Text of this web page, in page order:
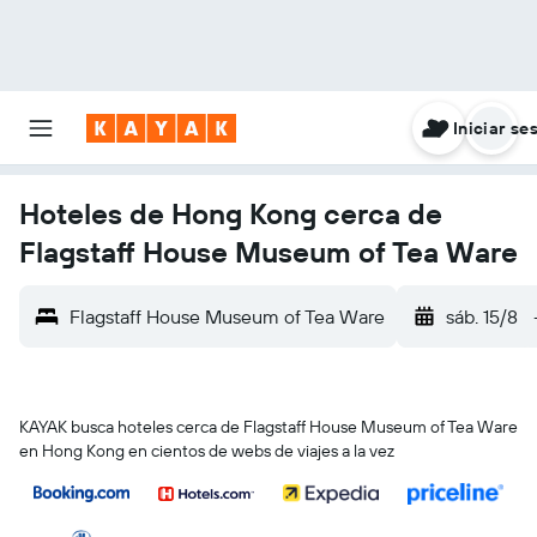
Iniciar
Hoteles de Hong Kong cerca de
Flagstaff House Museum of Tea Ware
Flagstaff House Museum of Tea Ware sáb. 15/8
KAYAK busca hoteles cerca de Flagstaff House Museum of Tea Ware
en Hong Kong en cientos de webs de viajes a la vez